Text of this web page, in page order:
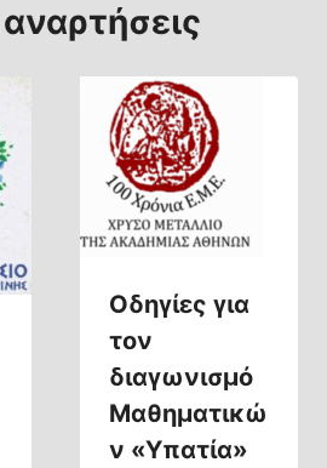
Οδηγίες για
τον
διαγωνισμό
Μαθηματικώ
ν «Υπατία»